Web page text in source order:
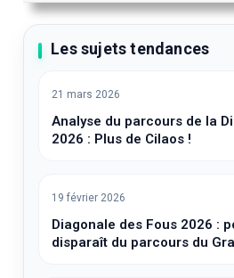
Les sujets tendances
21 mars 2026
Analyse du parcours de la
2026 : Plus de Cilaos !
19 février 2026
Diagonale des Fous 2026 :
disparaît du parcours du